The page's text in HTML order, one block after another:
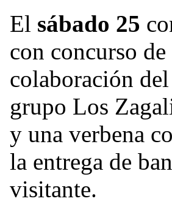
El sábado 25
con concurso
colaboración
grupo Los
y una verbena
la entrega de
visitante.